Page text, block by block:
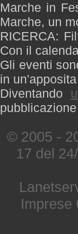
Marche in
Marche, un
RICERCA:
Con il
Gli eventi
in
Diventando
© 2005 -
17 del
Imprese